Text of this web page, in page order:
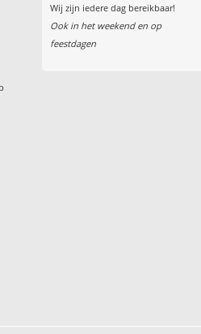
Wij zijn iedere dag bereikbaar!
Ook in het weekend en op
feestdagen